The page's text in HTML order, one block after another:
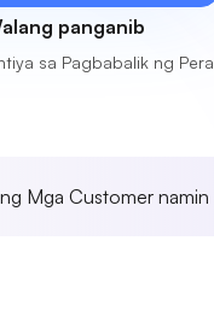
panganib
sa Pagbabalik ng Pera
Mga Customer namin